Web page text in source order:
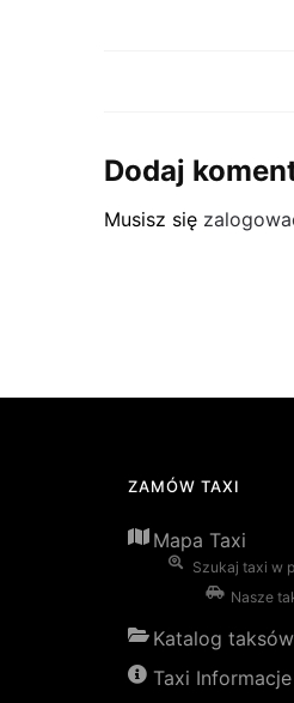
Dodaj
Musisz się
ZAMÓW TAXI
Mapa Taxi
Szukaj taxi w
Nasze
Katalog
Taxi Informacje